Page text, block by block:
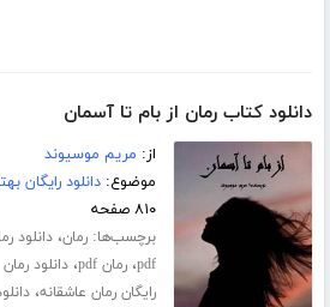
دانلود کتاب رمان از بام تا آسمان
از: مریم موسیوند
موضوع:دانلود رایگان
۸۱۰ صفحه
برچسب‌ها:رمان،دانلود
pdf،رمان pdf ،دانلود رمان
رایگان رمان عاشقانه،